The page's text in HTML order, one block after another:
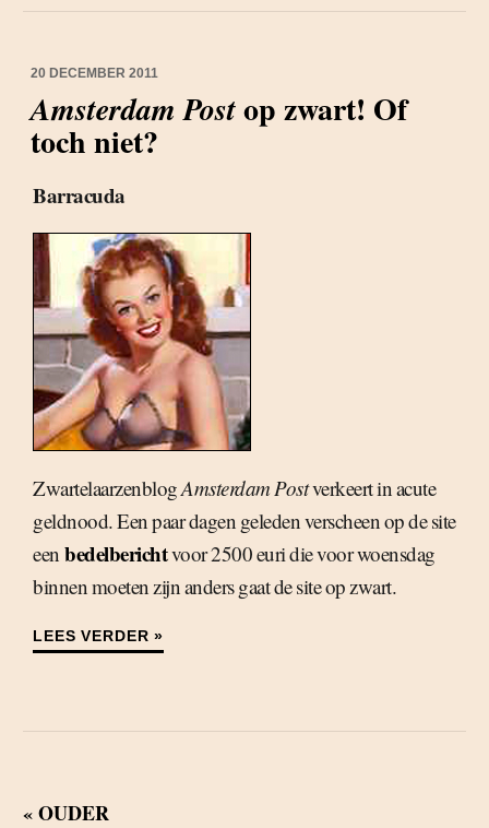
20 DECEMBER 2011
Amsterdam Postop zwart! Of
toch niet?
Barracuda
ZwartelaarzenblogAmsterdam Postverkeert in acute
geldnood. Een paar dagen geleden verscheen op de site
een bedelberichtvoor 2500 euri die voor woensdag
binnen moeten zijn anders gaat de site op zwart.
LEES VERDER »
« OUDER